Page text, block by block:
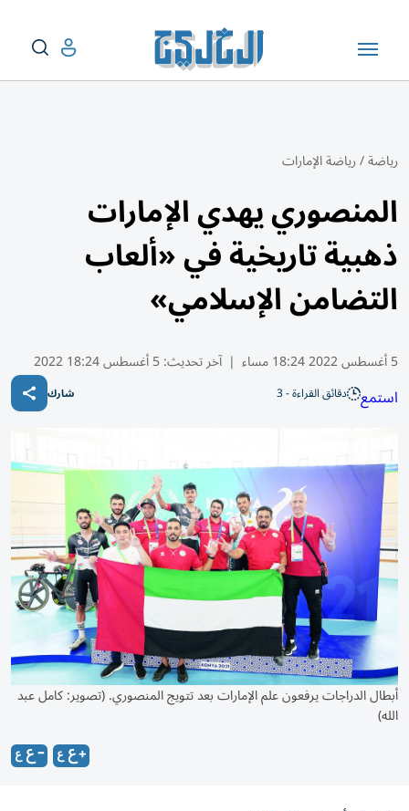
رياضة/رياضة الإمارات
المنصوري يهدي الإمارات
ذهبية تاريخية في «ألعاب
التضامن الإسلامي»
5 أغسطس 2022 18:24 مساء | آخر تحديث:5 أغسطس 18:24 2022
استمع دقائق القراءة - 3 شارك
أبطال الدراجات يرفعون علم الإمارات بعد تتويج المنصوري. (تصوير: كامل عبد
الله)